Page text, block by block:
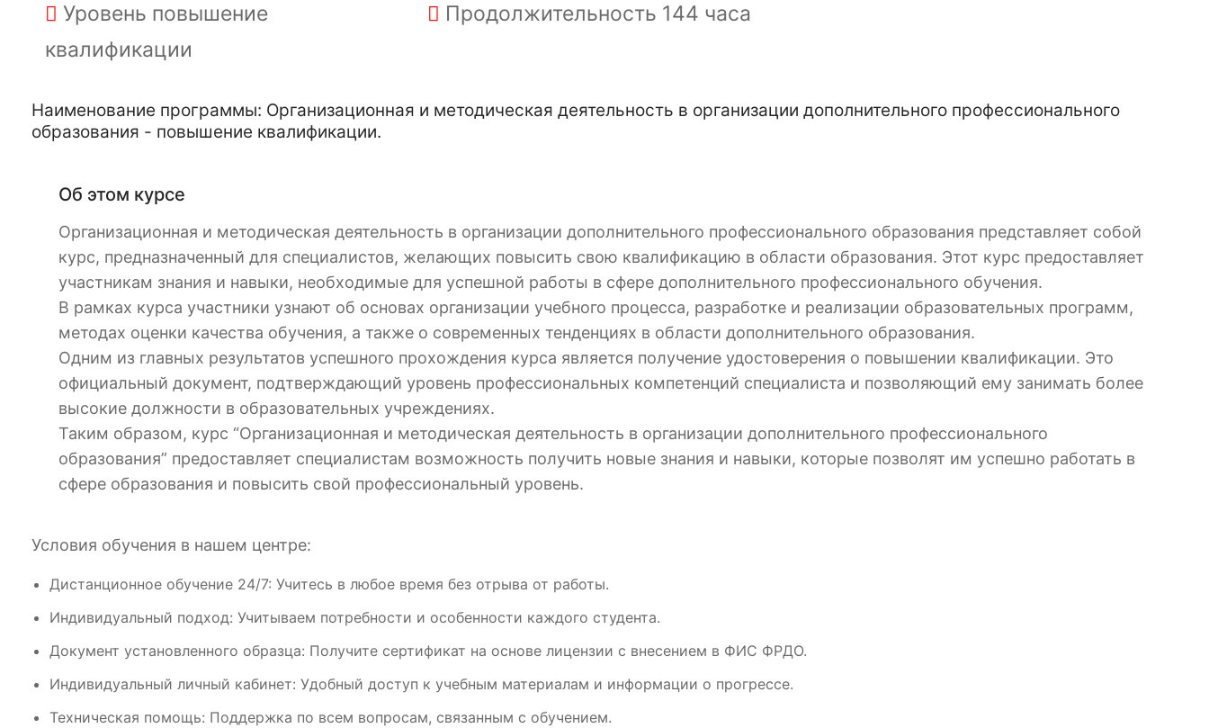
Уровень повышение
квалификации
Продолжительность 144 часа
Наименование программы: Организационная и методическая деятельность в организации дополнительного профессионального
образования - повышение квалификации.
Об этом курсе
Организационная и методическая деятельность в организации дополнительного профессионального образования представляет собой
курс, предназначенный для специалистов, желающих повысить свою квалификацию в области образования. Этот курс предоставляет
участникам знания и навыки, необходимые для успешной работы в сфере дополнительного профессионального обучения.
В рамках курса участники узнают об основах организации учебного процесса, разработке и реализации образовательных программ,
методах оценки качества обучения, а также о современных тенденциях в области дополнительного образования.
Одним из главных результатов успешного прохождения курса является получение удостоверения о повышении квалификации. Это
официальный документ, подтверждающий уровень профессиональных компетенций специалиста и позволяющий ему занимать более
высокие должности в образовательных учреждениях.
Таким образом, курс “Организационная и методическая деятельность в организации дополнительного профессионального
образования” предоставляет специалистам возможность получить новые знания и навыки, которые позволят им успешно работать в
сфере образования и повысить свой профессиональный уровень.
Условия обучения в нашем центре:
Дистанционное обучение 24/7: Учитесь в любое время без отрыва от работы.
Индивидуальный подход: Учитываем потребности и особенности каждого студента.
Документ установленного образца: Получите сертификат на основе лицензии с внесением в ФИС ФРДО.
Индивидуальный личный кабинет: Удобный доступ к учебным материалам и информации о прогрессе.
Техническая помощь: Поддержка по всем вопросам, связанным с обучением.